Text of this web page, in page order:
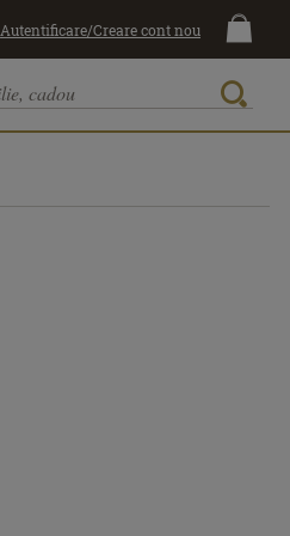
Autentificare/Creare cont nou